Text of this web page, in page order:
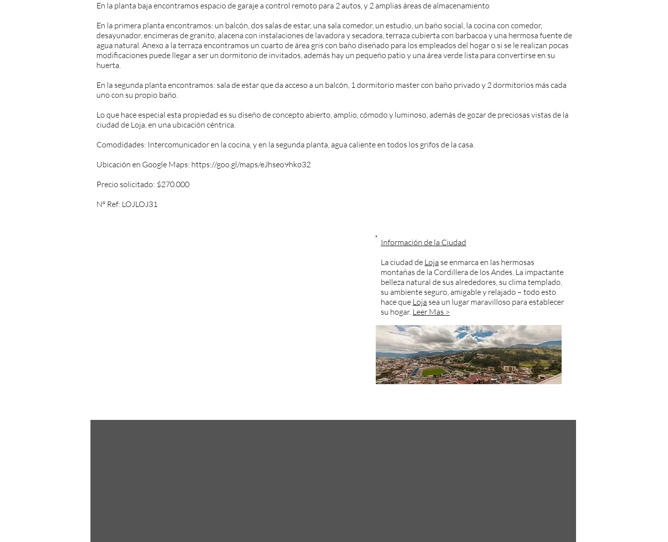
En la planta baja encontramos espacio de garaje a control remoto para 2 autos, y 2 amplias áreas de almacenamiento
En la primera planta encontramos: un balcón, dos salas de estar, una sala comedor, un estudio, un baño social, la cocina con comedor,
desayunador, encimeras de granito, alacena con instalaciones de lavadora y secadora, terraza cubierta con barbacoa y una hermosa fuente de
agua natural. Anexo a la terraza encontramos un cuarto de área gris con baño diseñado para los empleados del hogar o si se le realizan pocas
modificaciones puede llegar a ser un dormitorio de invitados, además hay un pequeño patio y una área verde lista para convertirse en su
huerta.
En la segunda planta encontramos: sala de estar que da acceso a un balcón, 1 dormitorio master con baño privado y 2 dormitorios más cada
uno con su propio baño.
Lo que hace especial esta propiedad es su diseño de concepto abierto, amplio, cómodo y luminoso, además de gozar de preciosas vistas de la
ciudad de Loja, en una ubicación céntrica.
Comodidades: Intercomunicador en la cocina, y en la segunda planta, agua caliente en todos los grifos de la casa.
Ubicación en Google Maps: https://goo.gl/maps/eJhseo9hko32
Precio solicitado: $270.000
Nº Ref: LOJLOJ31
Información de la Ciudad
La ciudad de Loja se enmarca en las hermosas
montañas de la Cordillera de los Andes. La impactante
belleza natural de sus alrededores, su clima templado,
su ambiente seguro, amigable y relajado – todo esto
hace que Loja sea un lugar maravilloso para establecer
su hogar. Leer Mas >